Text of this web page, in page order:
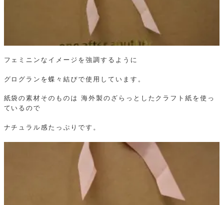
フェミニンなイメージを強調するように
グログランを蝶々結びで使用しています。
紙袋の素材そのものは 海外製のざらっとしたクラフト紙を使っ
ているので
ナチュラル感たっぷりです。